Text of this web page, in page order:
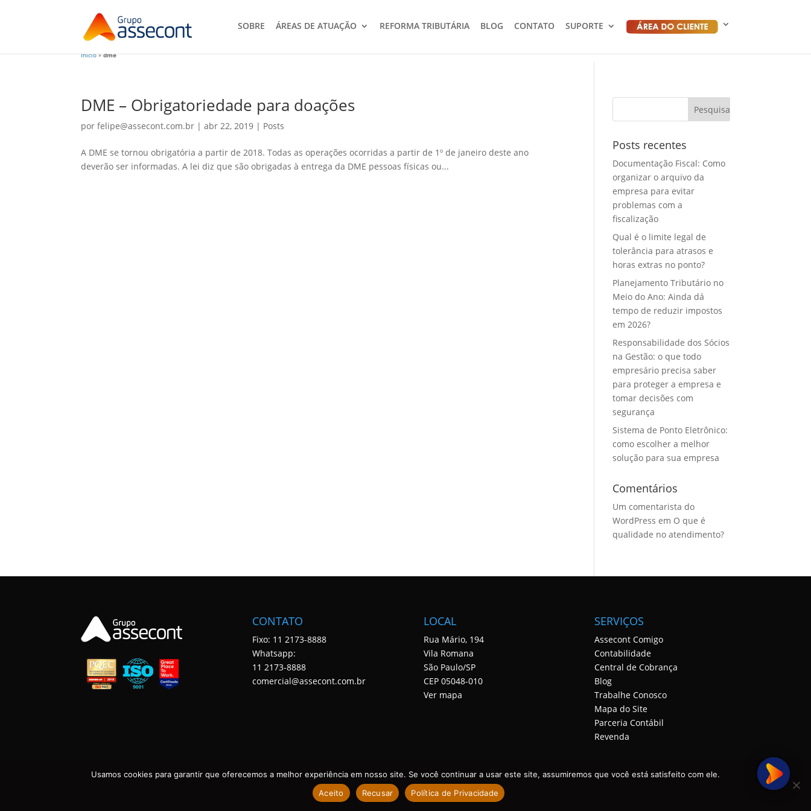
SOBRE ÁREAS DE ATUAÇÃO REFORMA TRIBUTÁRIA BLOG CONTATO SUPORTE
Início»dme
DME – Obrigatoriedade para doações
porfelipe@assecont.com.br |abr 22, 2019 | Posts
A DME se tornou obrigatória a partir de 2018. Todas as operações ocorridas a partir de 1º de janeiro deste ano
deverão ser informadas. A lei diz que são obrigadas à entrega da DME pessoas físicas ou...
Posts recentes
Documentação Fiscal: Como
organizar o arquivo da
empresa para evitar
problemas com a
fiscalização
Qual é o limite legal de
tolerância para atrasos e
horas extras no ponto?
Planejamento Tributário no
Meio do Ano: Ainda dá
tempo de reduzir impostos
em 2026?
Responsabilidade dos Sócios
na Gestão: o que todo
empresário precisa saber
para proteger a empresa e
tomar decisões com
segurança
Sistema de Ponto Eletrônico:
como escolher a melhor
solução para sua empresa
Comentários
Um comentarista do
WordPress em O que é
qualidade no atendimento?
CONTATO
Fixo: 11 2173-8888
Whatsapp:
11 2173-8888
comercial@assecont.com.br
LOCAL
Rua Mário, 194
Vila Romana
São Paulo/SP
CEP 05048-010
Ver mapa
SERVIÇOS
Assecont Comigo
Contabilidade
Central de Cobrança
Blog
Trabalhe Conosco
Mapa do Site
Parceria Contábil
Revenda
ASSECONT CONTABILIDADE E TECNOLOGIA • TODOS OS DIREITOS RESERVADOS. DESENVOLVIDO POR ASSECONT.
Usamos cookies para garantir que oferecemos a melhor experiência em nosso site. Se você continuar a usar este site, assumiremos que você está satisfeito com ele.
Aceito
Recusar Política de Privacidade